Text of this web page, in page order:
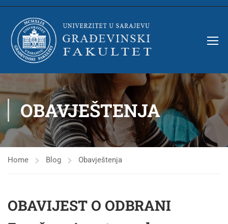
OBAVJEŠTENJA
Home Blog Obavještenja
OBAVIJEST O ODBRANI